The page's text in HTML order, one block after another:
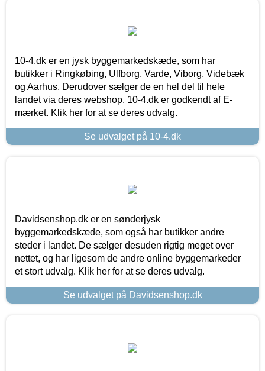
10-4.dk er en jysk byggemarkedskæde, som har
butikker i Ringkøbing, Ulfborg, Varde, Viborg, Videbæk
og Aarhus. Derudover sælger de en hel del til hele
landet via deres webshop. 10-4.dk er godkendt af E-
mærket. Klik her for at se deres udvalg.
Se udvalget på 10-4.dk
Davidsenshop.dk er en sønderjysk
byggemarkedskæde, som også har butikker andre
steder i landet. De sælger desuden rigtig meget over
nettet, og har ligesom de andre online byggemarkeder
et stort udvalg. Klik her for at se deres udvalg.
Se udvalget på Davidsenshop.dk